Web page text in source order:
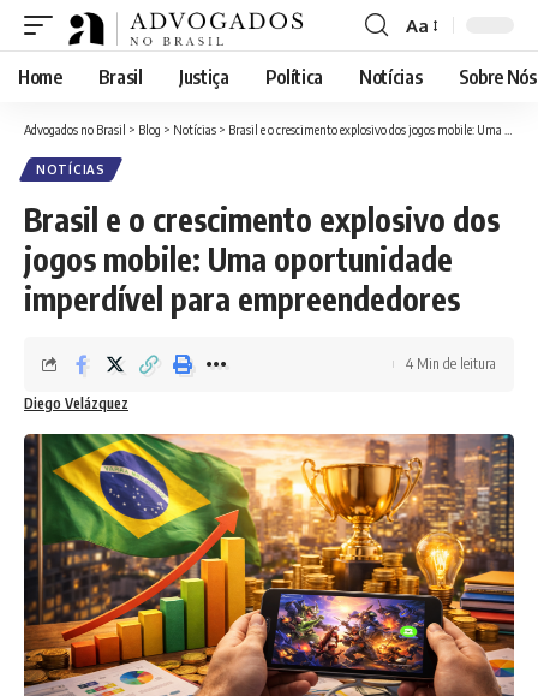
Font
Resizer
Aa
Home Brasil Justiça Política Notícias Sobre Nós
Advogados no Brasil > Blog > Notícias > Brasil e o crescimento explosivo dos jogos mobile: Uma oportunidade imperdível para empreendedores
NOTÍCIAS
Brasil e o crescimento explosivo dos
jogos mobile: Uma oportunidade
imperdível para empreendedores
Diego Velázquez
4 Min de leitura